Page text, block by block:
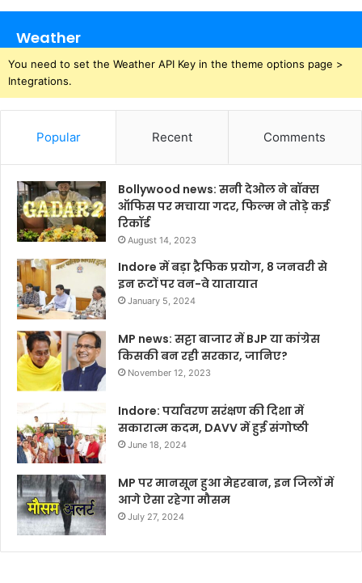
Weather
You need to set the Weather API Key in the theme options page >
Integrations.
Popular Recent Comments
Bollywood news: सनी देओल ने बॉक्स
ऑफिस पर मचाया गदर, फिल्म ने तोड़े कई
रिकॉर्ड
August 14, 2023
Indore में बड़ा ट्रैफिक प्रयोग, 8 जनवरी से
इन रूटों पर वन-वे यातायात
January 5, 2024
MP news: सट्टा बाजार में BJP या कांग्रेस
किसकी बन रही सरकार, जानिए?
November 12, 2023
Indore: पर्यावरण सरंक्षण की दिशा में
सकारात्म कदम, DAVV में हुई संगोष्ठी
June 18, 2024
MP पर मानसून हुआ मेहरबान, इन जिलों में
आगे ऐसा रहेगा मौसम
July 27, 2024